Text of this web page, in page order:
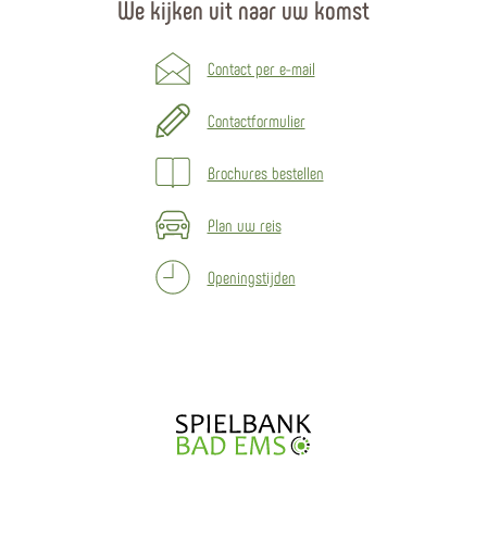
We kijken uit naar uw komst
Contact per e-mail
Contactformulier
Brochures bestellen
Plan uw reis
Openingstijden